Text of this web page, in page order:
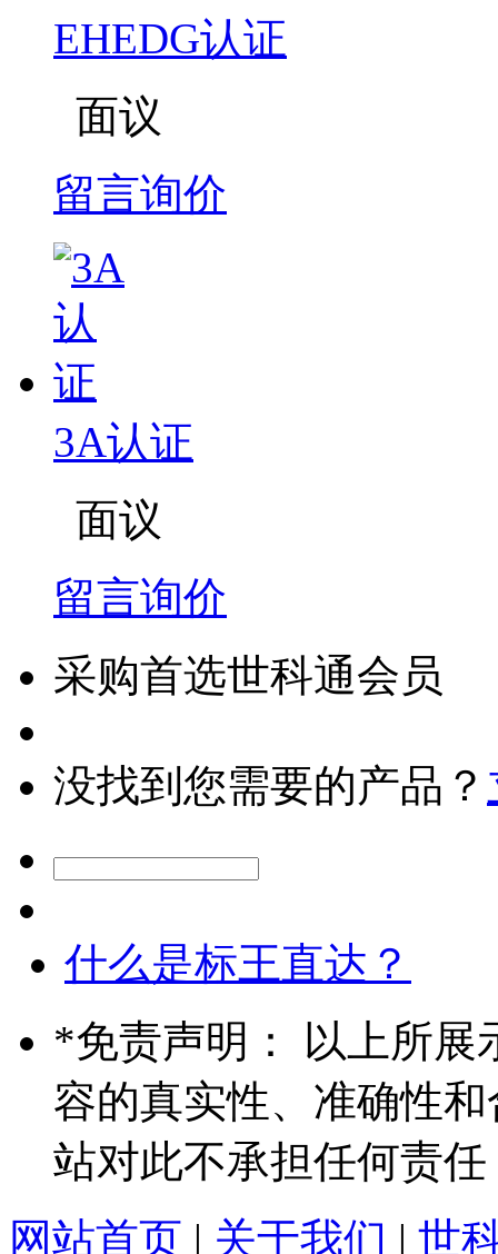
EHEDG认证
面议
留言询价
3A认证
面议
留言询价
采购首选世科通会员
没找到您需要的产品？
什么是标王直达？
*免责声明： 以上所展
容的真实性、准确性
站对此不承担任何责任
网站首页 | 关于我们 | 世